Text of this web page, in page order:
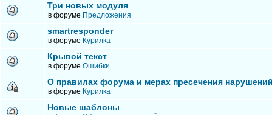
Три новых модуля
в форуме Предложения
smartresponder
в форуме Курилка
Крывой текст
в форуме Ошибки
О правилах форума и мерах пресечения
в форуме Курилка
Новые шаблоны